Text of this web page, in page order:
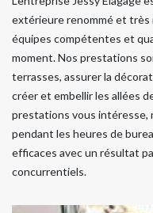
extérieure renommé et très
équipes compétentes et
moment. Nos prestations
terrasses, assurer la
créer et embellir les allées
prestations vous intéresse,
pendant les heures de
efficaces avec un résultat
concurrentiels.